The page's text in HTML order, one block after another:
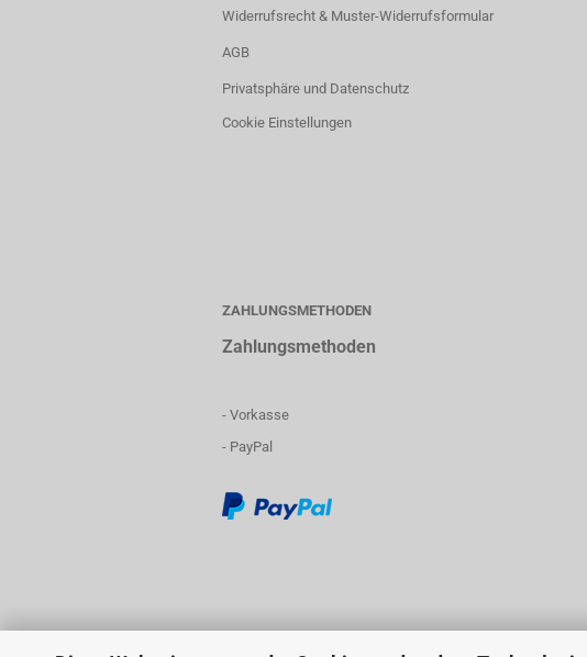
Widerrufsrecht & Muster-Widerrufsformular
AGB
Privatsphäre und Datenschutz
Cookie Einstellungen
ZAHLUNGSMETHODEN
Zahlungsmethoden
- Vorkasse
- PayPal